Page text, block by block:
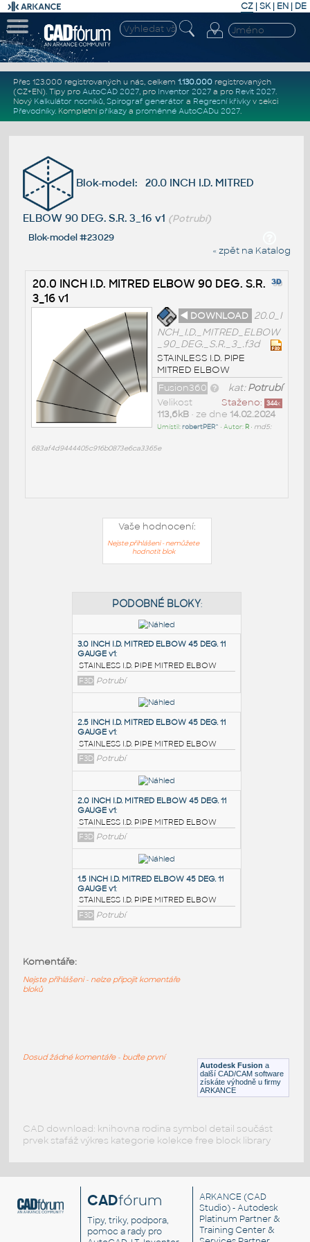
CZ | SK| EN | DE
Přes 123.000 registrovaných u nás, celkem 1.130.000registrovaných
(CZ+EN). Tipy pro AutoCAD 2027, pro Inventor 2027a pro Revit 2027.
Nový Kalkulátor nosníků, Spirograf generátor a Regresní křivkyv sekci
Převodníky. Kompletní příkazya proměnné AutoCADu 2027.
Blok-model: 20.0 INCH I.D. MITRED
ELBOW 90 DEG. S.R. 3_16 v1 (Potrubí)
Blok-model #23029
« zpět na Katalog
20.0 INCH I.D. MITRED ELBOW 90 DEG. S.R.
3_16 v1
◄ DOWNLOAD 20.0_I
NCH_I.D._MITRED_ELBOW
_90_DEG._S.R._3_.f3d
STAINLESS I.D. PIPE
MITRED ELBOW
kat:Potrubí
Fusion360
Staženo: 344x
Velikost
113,6kB• ze dne 14.02.2024
Umístil:robertPER^ • Autor: R• md5:
683af4d9444405c916b0873e6ca3365e
Vaše hodnocení:
Nejste přihlášeni - nemůžete
hodnotit blok
PODOBNÉ BLOKY:
3.0 INCH I.D. MITRED ELBOW 45 DEG. 11
GAUGE v1:
STAINLESS I.D. PIPE MITRED ELBOW
F3D Potrubí
2.5 INCH I.D. MITRED ELBOW 45 DEG. 11
STAINLESS I.D. PIPE MITRED ELBOW
F3D Potrubí
F3D Potrubí
STAINLESS I.D. PIPE MITRED ELBOW
Autodesk Fusion a
další CAD/CAM software
získáte výhodně u firmy
ARKANCE
Komentáře:
Nejste přihlášeni - nelze připojit komentáře
bloků
Dosud žádné komentáře - buďte první
CAD download: knihovna rodina symbol detail součást
prvek stafáž výkres kategorie kolekce free block library
CADfórum
Tipy, triky, podpora,
pomoc a rady pro
ARKANCE (CAD
Studio) - Autodesk
Platinum Partner &
Training Center &